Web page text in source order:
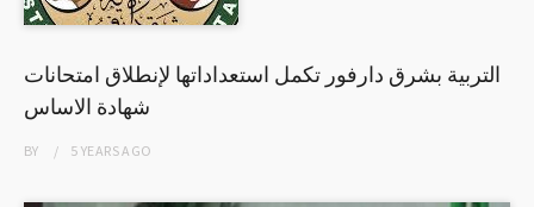
التربية بشرق دارفور تكمل استعداداتها لإنطلاق امتحانات
شهادة الاساس
BY 5 YEARSAGO